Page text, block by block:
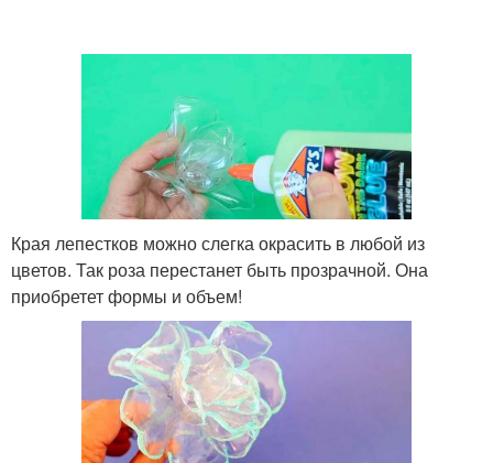
Края лепестков можно слегка окрасить в любой из
цветов. Так роза перестанет быть прозрачной. Она
приобретет формы и объем!